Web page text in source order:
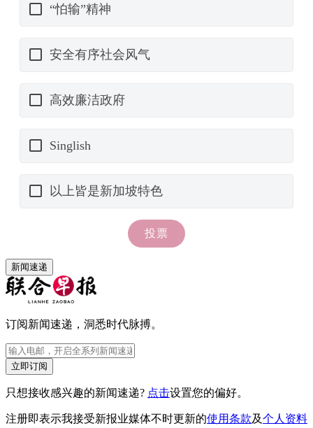
新闻速递
订阅新闻速递，洞悉时代脉搏。
立即订阅
只想接收感兴趣的新闻速递? 点击设置您的偏好。
注册即表示我接受新报业媒体不时更新的使用条款及个人资料